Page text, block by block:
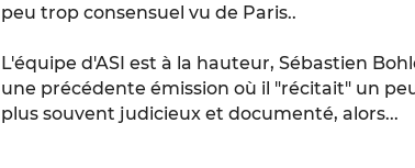
peu trop consensuel vu de Paris..
L'équipe d'ASI est à la hauteur, Sébastien
une précédente émission où il "récitait" un
plus souvent judicieux et documenté, alors...